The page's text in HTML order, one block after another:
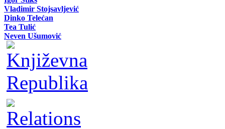
Vladimir Stojsavljević
Dinko Telećan
Tea Tulić
Neven Ušumović